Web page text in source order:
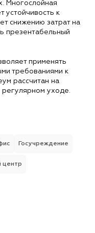
Многослойная
устойчивость к
снижению затрат на
презентабельный
применять
требованиями к
рассчитан на
регулярном уходе.
Госучреждение
центр